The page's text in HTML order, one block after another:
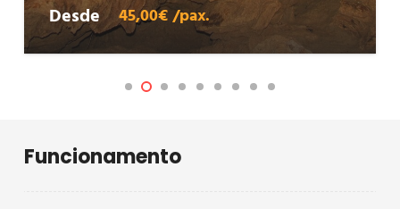
Desde 45,00€ /pax.
Funcionamento